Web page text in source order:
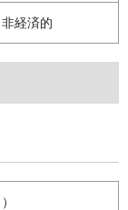
非経済的